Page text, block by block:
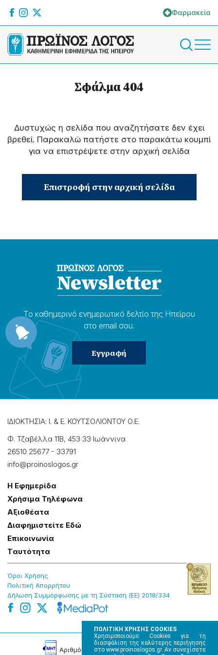
ΠΟΛΙΤΙΚΗ ΧΡΗΣΗΣ COOKIES
Χρησιμοποιούμε Cookies για τη
διασφάλιση της καλύτερης περιήγησης
στο www.proinoslogos.gr. Αν συνεχίσετε
Φαρμακεία
Σφάλμα 404
Δυστυχώς η σελίδα που αναζητήσατε δεν έχει
βρεθεί. Παρακαλώ πατήστε στο παρακάτω κουμπί
για να επιστρέψετε στην αρχική σελίδα
Επιστροφή στην αρχική σελίδα
Το καθημερɩνό ενημερωτɩκό δελτίο της Ηπείρου
στο email σου.
ΙΔΙΟΚΤΗΣΙΑ: Ι. & Ε. ΚΟΥΤΣΟΛΙΟΝΤΟΥ Ο.Ε.
Φ. Τζαβέλλα 11Β, 453 33 Ιωάννɩνα
26510 25677 - 33791
info@proinoslogos.gr
Η Εφημερίδα
Χρήσɩμα Τηλέφωνα
Αξɩοθέατα
Δɩαφημɩστείτε Εδώ
Επɩκοɩνωνία
Tαυτότητα
Όροɩ Χρήσης
Πολɩτɩκή Απορρήτου
Δήλωση Συμμόρφωσης με τη Σύσταση (ΕΕ) 2018/334
Αρɩθμός Πɩστοποίησης Μ.Η.Τ. 220242